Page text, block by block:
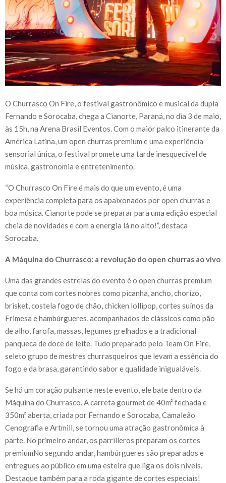
O Churrasco On Fire, o festival gastronômico e musical da dupla
Fernando e Sorocaba, chega a Cianorte, Paraná, no dia 3 de maio,
às 15h, na Arena Brasil Eventos. Com o maior palco itinerante da
América Latina, um open churras premium e uma experiência
sensorial única, o festival promete uma tarde inesquecível de
música, gastronomia e entretenimento.
“O Churrasco On Fire é mais do que um evento, é uma
experiência completa para os apaixonados por open churras e
boa música. Cianorte pode se preparar para uma edição especial
cheia de novidades e com a energia lá no alto!”, destaca
Sorocaba.
A Máquina do Churrasco: a revolução do open churras ao vivo
Uma das grandes estrelas do evento é o open churras premium
que conta com cortes nobres como picanha, ancho, chorizo,
brisket, costela fogo de chão, chicken lollipop, cortes suínos da
Frimesa e hambúrgueres, acompanhados de clássicos como pão
de alho, farofa, massas, legumes grelhados e a tradicional
panqueca de doce de leite. Tudo preparado pelo Team On Fire,
seleto grupo de mestres churrasqueiros que levam a essência do
fogo e da brasa, garantindo sabor e qualidade inigualáveis.
Se há um coração pulsante neste evento, ele bate dentro da
Máquina do Churrasco. A carreta gourmet de 40m² fechada e
350m² aberta, criada por Fernando e Sorocaba, Camaleão
Cenografia e Artmill, se tornou uma atração gastronômica à
parte. No primeiro andar, os parrilleros preparam os cortes
premiumNo segundo andar, hambúrgueres são preparados e
entregues ao público em uma esteira que liga os dois níveis.
Destaque também para a roda gigante de cortes especiais!